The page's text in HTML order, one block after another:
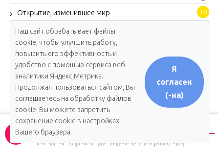
00:00
Открытие, изменившее мир 10
Парки столицы
Педагогический десант
Путь в науку
С искусством на ты 17
Спецпроекты
Спрашивали? Отвечаем!
Наш сайт обрабатывает файлы
cookie, чтобы улучшить работу,
повысить его эффективность и
удобство с помощью сервиса веб-
аналитики Яндекс.Метрика.
Продолжая пользоваться сайтом, Вы
соглашаетесь на обработку файлов
cookie. Вы можете запретить
сохранение cookie в настройках
Вашего браузера.
Я
согласен
(-на)